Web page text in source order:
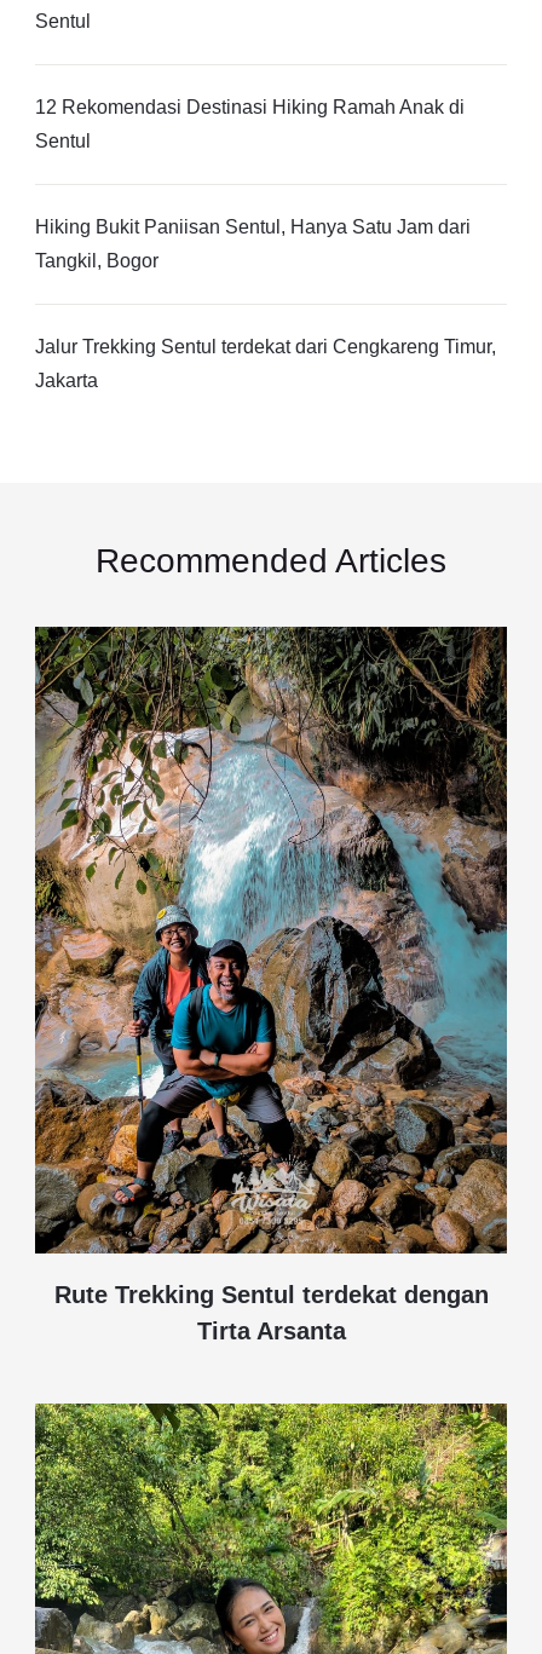
Sentul
12 Rekomendasi Destinasi Hiking Ramah Anak di
Sentul
Hiking Bukit Paniisan Sentul, Hanya Satu Jam dari
Tangkil, Bogor
Jalur Trekking Sentul terdekat dari Cengkareng Timur,
Jakarta
Recommended Articles
Rute Trekking Sentul terdekat dengan
Tirta Arsanta